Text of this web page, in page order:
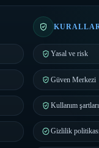
Yasal ve risk
Güven Merkezi
Kullanım şartları
Gizlilik